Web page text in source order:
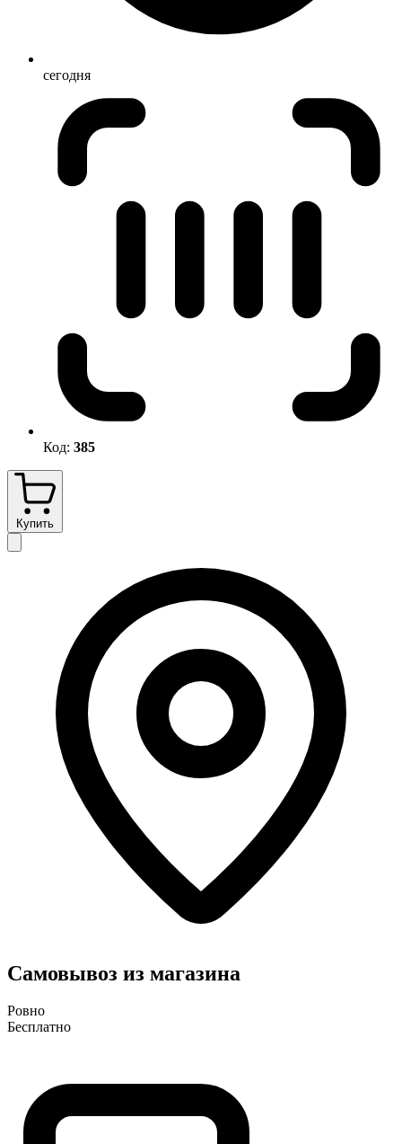
сегодня
Код: 385
Купить
Самовывоз из магазина
Ровно
Бесплатно